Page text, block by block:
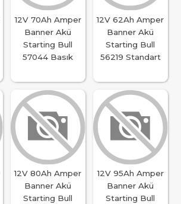
12V 70Ah Amper
Banner Akü
Starting Bull
57044 Basık
12V 62Ah Amper
Banner Akü
Starting Bull
56219 Standart
12V 80Ah Amper
Banner Akü
Starting Bull
12V 95Ah Amper
Banner Akü
Starting Bull